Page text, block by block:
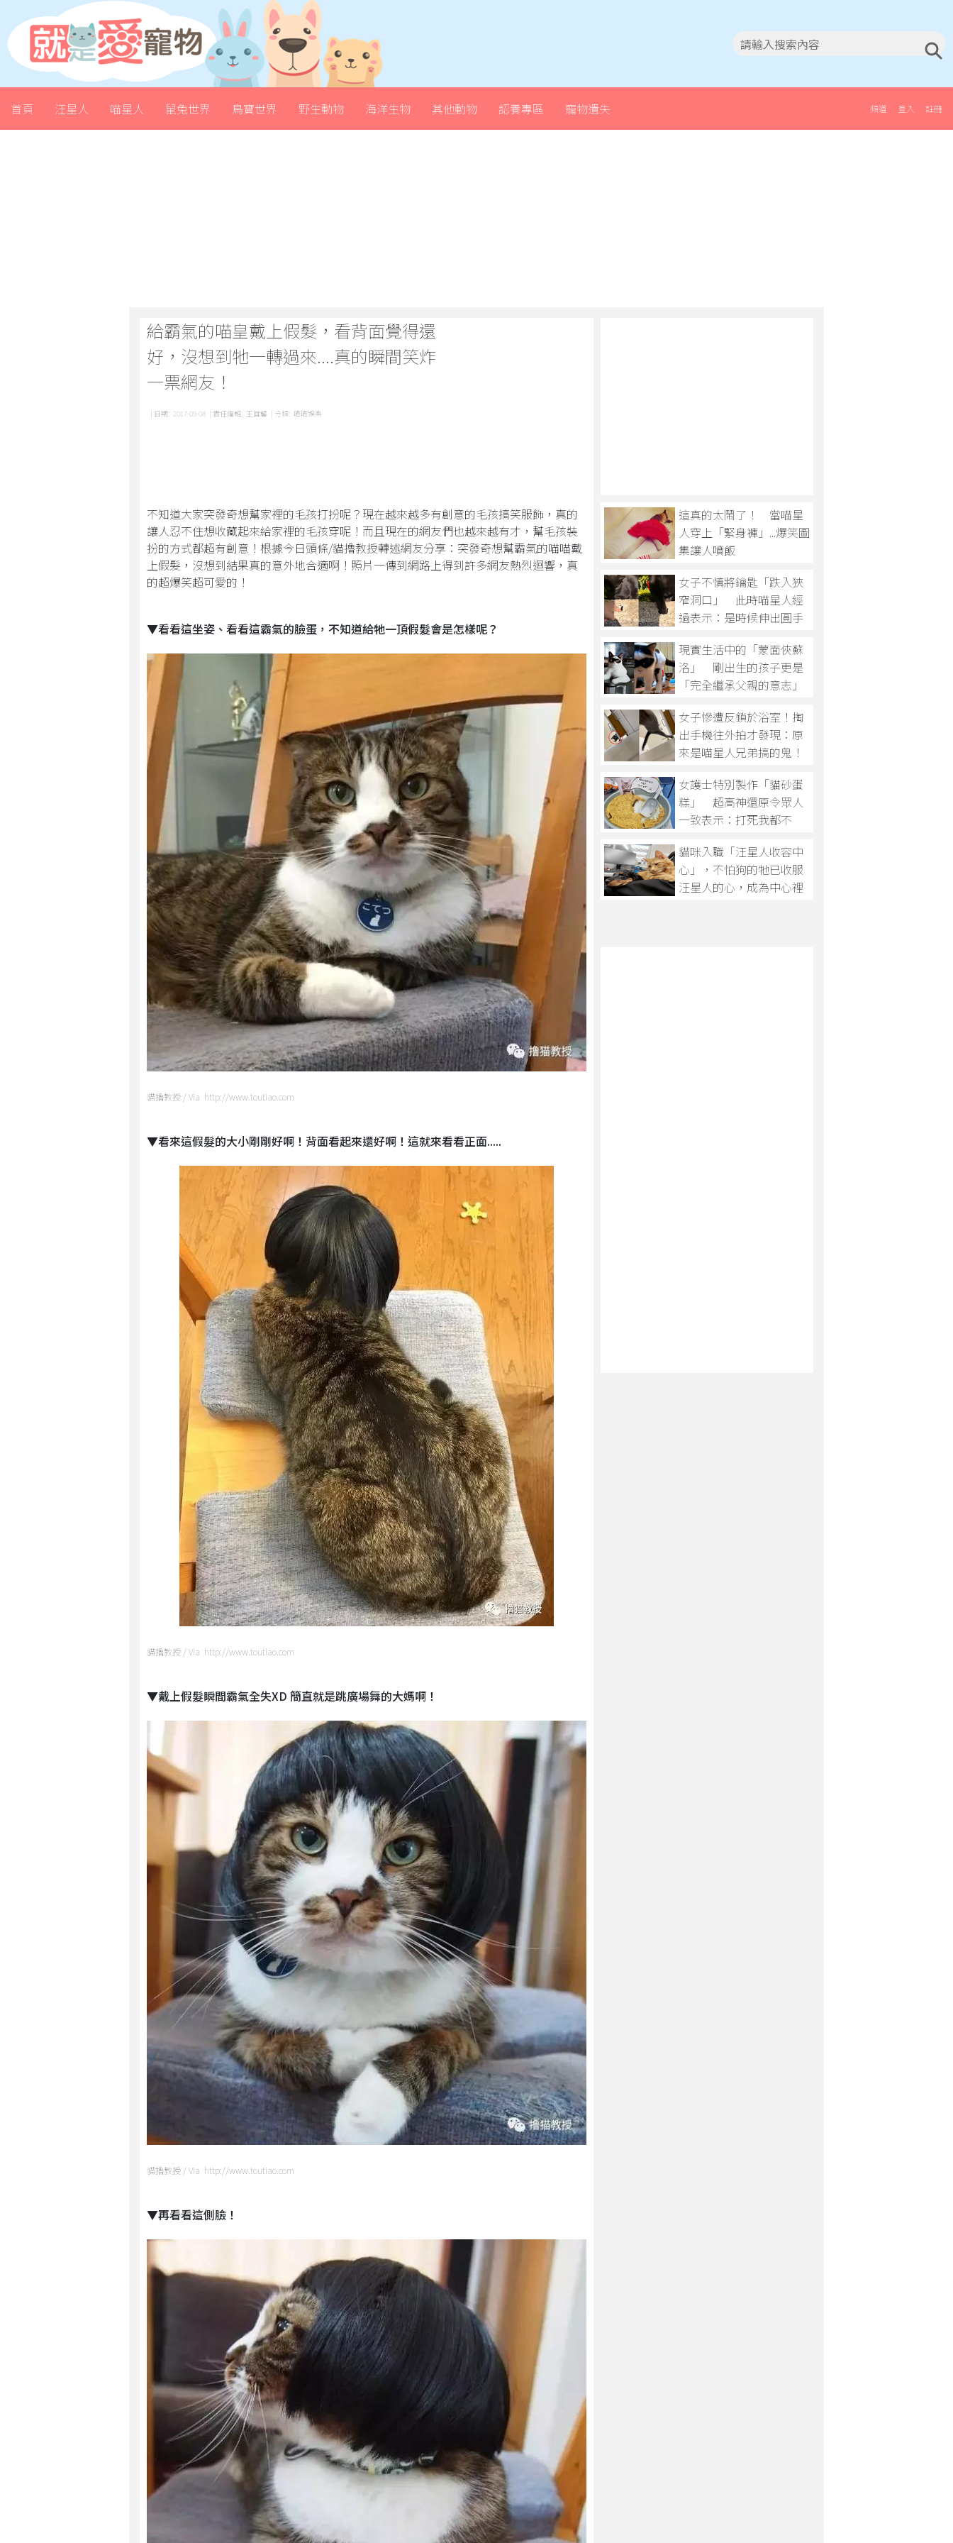
首頁 汪星人 喵星人 鼠兔世界 鳥寶世界 野生動物 海洋生物 其他動物 認養專區 寵物遺失 註冊
登入
頻道
給霸氣的喵皇戴上假髮，看背面覺得還
好，沒想到牠一轉過來....真的瞬間笑炸
一票網友！
| 日期: 2017-09-08 | 責任編輯: 王宜馨 | 分類: 喵喵娛樂
不知道大家突發奇想幫家裡的毛孩打扮呢？現在越來越多有創意的毛孩搞笑服飾，真的
讓人忍不住想收藏起來給家裡的毛孩穿呢！而且現在的網友們也越來越有才，幫毛孩裝
扮的方式都超有創意！根據今日頭條/貓擼教授轉述網友分享：突發奇想幫霸氣的喵喵戴
上假髮，沒想到結果真的意外地合適啊！照片一傳到網路上得到許多網友熱烈迴響，真
的超爆笑超可愛的！
▼看看這坐姿、看看這霸氣的臉蛋，不知道給牠一頂假髮會是怎樣呢？
貓擼教授 / Via http://www.toutiao.com
▼看來這假髮的大小剛剛好啊！背面看起來還好啊！這就來看看正面.....
貓擼教授 / Via http://www.toutiao.com
▼戴上假髮瞬間霸氣全失XD 簡直就是跳廣場舞的大媽啊！
貓擼教授 / Via http://www.toutiao.com
▼再看看這側臉！
這真的太鬧了！ 當喵星
人穿上「緊身褲」...爆笑圖
集讓人噴飯
女子不慎將鑰匙「跌入狹
窄洞口」 此時喵星人經
過表示：是時候伸出圓手
現實生活中的「蒙面俠蘇
洛」 剛出生的孩子更是
「完全繼承父親的意志」
女子慘遭反鎖於浴室！掏
出手機往外拍才發現：原
來是喵星人兄弟搞的鬼！
女護士特別製作「貓砂蛋
糕」 超高神還原令眾人
一致表示：打死我都不
貓咪入職「汪星人收容中
心」，不怕狗的牠已收服
汪星人的心，成為中心裡